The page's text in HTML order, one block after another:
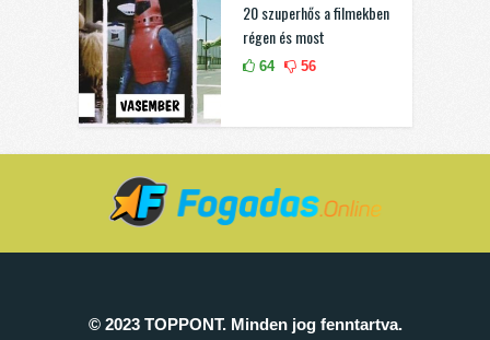
20 szuperhős a filmekben
régen és most
64 56
© 2023 TOPPONT. Minden jog fenntartva.